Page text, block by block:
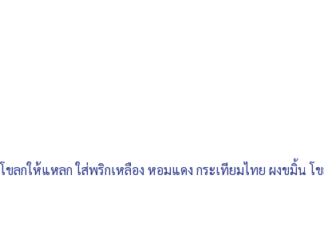
ขลกให้แหลก ใส่พริกเหลือง หอมแดง กระเทียมไทย ผงขมิ้น โ